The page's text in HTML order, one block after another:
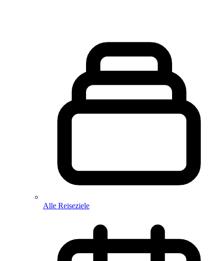
Alle Reiseziele